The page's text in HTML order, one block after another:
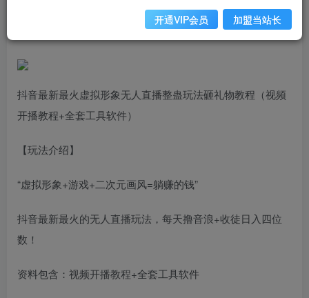
841 70
抖音最新最火虚拟形象无人直播整蛊玩法砸礼物教程（视频
开播教程+全套工具软件）
【玩法介绍】
“虚拟形象+游戏+二次元画风=躺赚的钱”
抖音最新最火的无人直播玩法，每天撸音浪+收徒日入四位
数！
资料包含：视频开播教程+全套工具软件
开通VIP会员 加盟当站长